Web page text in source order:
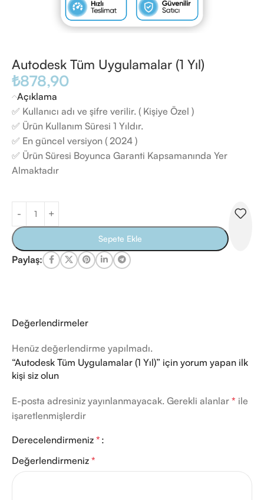
Autodesk Tüm Uygulamalar (1 Yıl)
₺878,90
Açıklama
✅ Kullanıcı adı ve şifre verilir. ( Kişiye Özel )
✅ Ürün Kullanım Süresi 1 Yıldır.
✅ En güncel versiyon ( 2024 )
✅ Ürün Süresi Boyunca Garanti Kapsamanında Yer
Almaktadır
Sepete Ekle
Paylaş:
Değerlendirmeler
Henüz değerlendirme yapılmadı.
“Autodesk Tüm Uygulamalar (1 Yıl)” için yorum yapan ilk
kişi siz olun
E-posta adresiniz yayınlanmayacak. Gerekli alanlar * ile
işaretlenmişlerdir
Derecelendirmeniz *
Değerlendirmeniz *